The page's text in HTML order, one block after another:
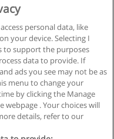
personal data, like
your device. Selecting I
to support the purposes
data to provide. If
ads you see may not be as
menu to change your
by clicking the Manage
. Your choices will
details, refer to our